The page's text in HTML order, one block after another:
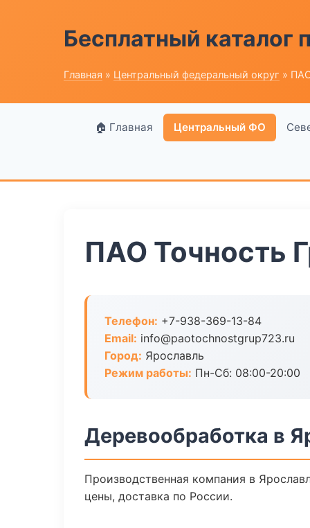
Бесплатный
Главная » Центральный федеральный округ »
🏠 Главная Центральный ФО
ПАО Точность
Телефон: +7-938-369-13-84
Email: info@paotochnostgrup723.ru
Город: Ярославль
Режим работы: Пн-Сб: 08:00-20:00
Деревообработка в
Производственная компания в
цены, доставка по России.